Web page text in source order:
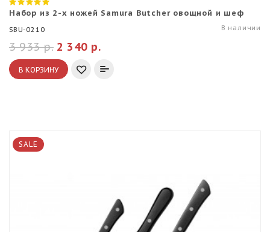
Набор из 2-х ножей Samura Butcher овощной и шеф
SBU-0210 В наличии
2 340 р.
3 933 р.
В КОРЗИНУ
SALE